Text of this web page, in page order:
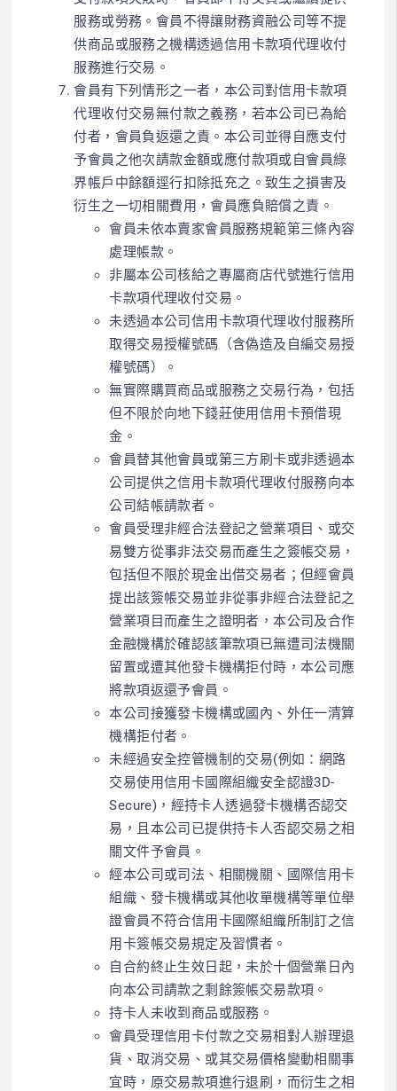
服務或勞務。會員不得讓財務資融公司等不提
供商品或服務之機構透過信用卡款項代理收付
服務進行交易。
會員有下列情形之一者，本公司對信用卡款項
代理收付交易無付款之義務，若本公司已為給
付者，會員負返還之責。本公司並得自應支付
予會員之他次請款金額或應付款項或自會員綠
界帳戶中餘額逕行扣除抵充之。致生之損害及
衍生之一切相關費用，會員應負賠償之責。
會員未依本賣家會員服務規範第三條內容
處理帳款。
非屬本公司核給之專屬商店代號進行信用
卡款項代理收付交易。
未透過本公司信用卡款項代理收付服務所
取得交易授權號碼（含偽造及自編交易授
權號碼）。
無實際購買商品或服務之交易行為，包括
但不限於向地下錢莊使用信用卡預借現
金。
會員替其他會員或第三方刷卡或非透過本
公司提供之信用卡款項代理收付服務向本
公司結帳請款者。
會員受理非經合法登記之營業項目、或交
易雙方從事非法交易而產生之簽帳交易，
包括但不限於現金出借交易者；但經會員
提出該簽帳交易並非從事非經合法登記之
營業項目而產生之證明者，本公司及合作
金融機構於確認該筆款項已無遭司法機關
留置或遭其他發卡機構拒付時，本公司應
將款項返還予會員。
本公司接獲發卡機構或國內、外任一清算
機構拒付者。
未經過安全控管機制的交易(例如：網路
交易使用信用卡國際組織安全認證3D-
Secure)，經持卡人透過發卡機構否認交
易，且本公司已提供持卡人否認交易之相
關文件予會員。
經本公司或司法、相關機關、國際信用卡
組織、發卡機構或其他收單機構等單位舉
證會員不符合信用卡國際組織所制訂之信
用卡簽帳交易規定及習慣者。
自合約終止生效日起，未於十個營業日內
向本公司請款之剩餘簽帳交易款項。
持卡人未收到商品或服務。
會員受理信用卡付款之交易相對人辦理退
貨、取消交易、或其交易價格變動相關事
宜時，原交易款項進行退刷，而衍生之相